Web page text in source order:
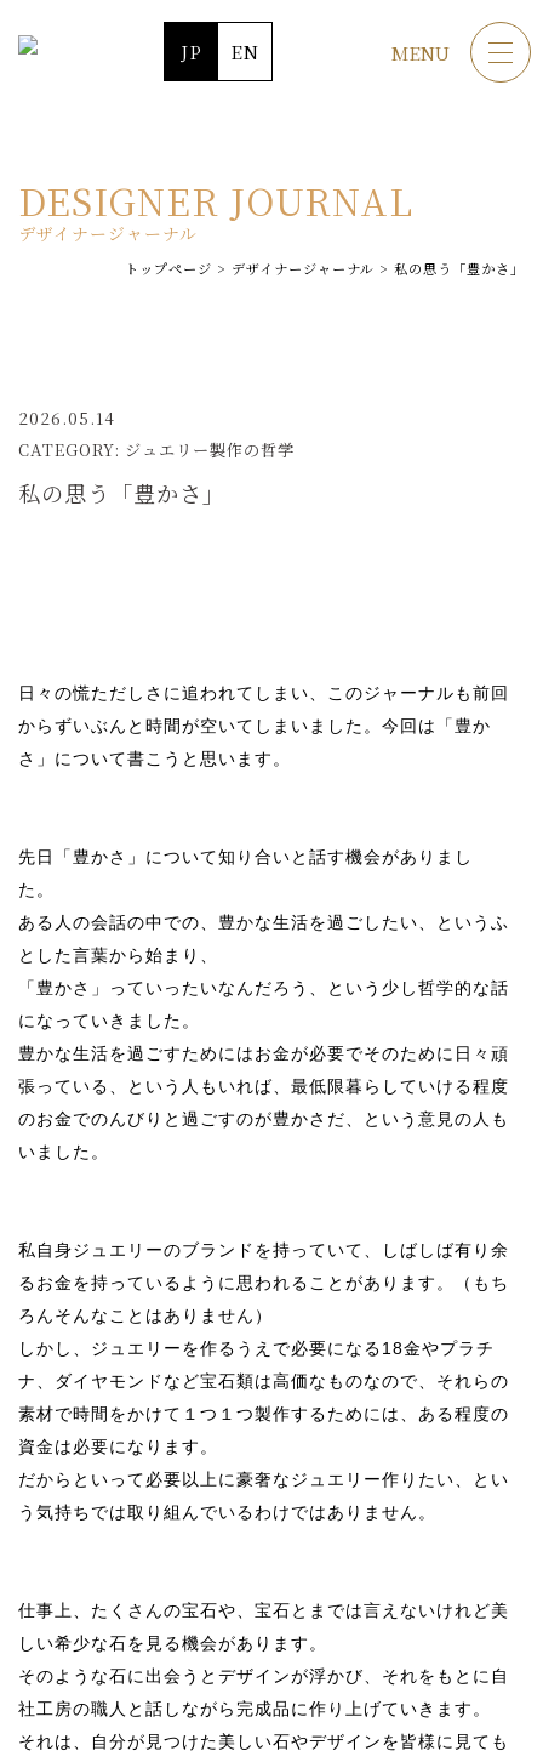
JP EN MENU
DESIGNER JOURNAL
デザイナージャーナル
トップページ > デザイナージャーナル > 私の思う「豊かさ」
2026.05.14
CATEGORY: ジュエリー製作の哲学
私の思う「豊かさ」
日々の慌ただしさに追われてしまい、このジャーナルも前回
からずいぶんと時間が空いてしまいました。今回は「豊か
さ」について書こうと思います。
先日「豊かさ」について知り合いと話す機会がありまし
た。
ある人の会話の中での、豊かな生活を過ごしたい、というふ
とした言葉から始まり、
「豊かさ」っていったいなんだろう、という少し哲学的な話
になっていきました。
豊かな生活を過ごすためにはお金が必要でそのために日々頑
張っている、という人もいれば、最低限暮らしていける程度
のお金でのんびりと過ごすのが豊かさだ、という意見の人も
いました。
私自身ジュエリーのブランドを持っていて、しばしば有り余
るお金を持っているように思われることがあります。（もち
ろんそんなことはありません）
しかし、ジュエリーを作るうえで必要になる18金やプラチ
ナ、ダイヤモンドなど宝石類は高価なものなので、それらの
素材で時間をかけて１つ１つ製作するためには、ある程度の
資金は必要になります。
だからといって必要以上に豪奢なジュエリー作りたい、とい
う気持ちでは取り組んでいるわけではありません。
仕事上、たくさんの宝石や、宝石とまでは言えないけれど美
しい希少な石を見る機会があります。
そのような石に出会うとデザインが浮かび、それをもとに自
社工房の職人と話しながら完成品に作り上げていきます。
それは、自分が見つけた美しい石やデザインを皆様に見ても